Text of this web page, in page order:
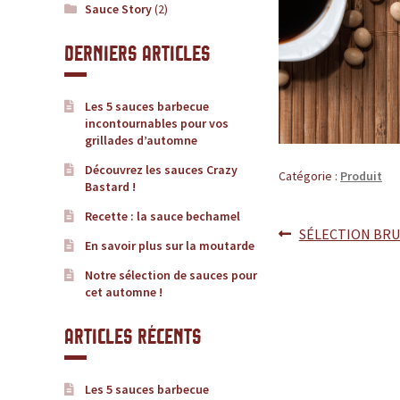
c
e
l
e
s
t
e
Catégorie : Produit
Article
SÉLECTION
Sauce Story(2)
Derniers articles
Les 5 sauces barbecue
incontournables pour vos
grillades d’automne
Découvrez les sauces Crazy
Bastard !
Recette : la sauce bechamel
En savoir plus sur la moutarde
Notre sélection de sauces pour
cet automne !
Articles récents
Les 5 sauces barbecue